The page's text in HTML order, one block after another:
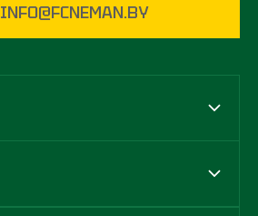
INFO@FCNEMAN.BY